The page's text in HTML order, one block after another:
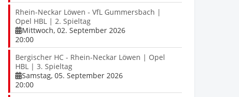
Rhein-Neckar Löwen - VfL Gummersbach |
Opel HBL | 2. Spieltag
Mittwoch, 02. September 2026
20:00
Bergischer HC - Rhein-Neckar Löwen | Opel
HBL | 3. Spieltag
Samstag, 05. September 2026
20:00